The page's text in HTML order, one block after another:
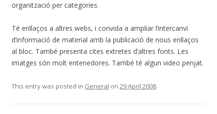
organització per categories.
Té enllaços a altres webs, i convida a ampliar l’intercanvi
d’informació de material amb la publicació de nous enllaços
al bloc. També presenta cites extretes d’altres fonts. Les
imatges són molt entenedores. També té algun video penjat.
This entry was posted in General on 29 April 2008.